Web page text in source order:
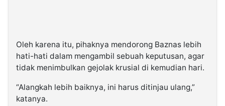
Oleh karena itu, pihaknya mendorong Baznas lebih
hati-hati dalam mengambil sebuah keputusan, agar
tidak menimbulkan gejolak krusial di kemudian hari.
“Alangkah lebih baiknya, ini harus ditinjau ulang,”
katanya.